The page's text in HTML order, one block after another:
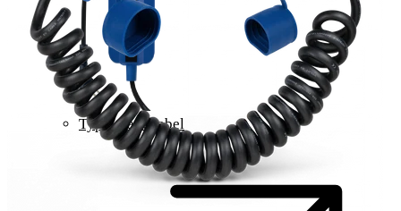
Typ 2 Ladekabel